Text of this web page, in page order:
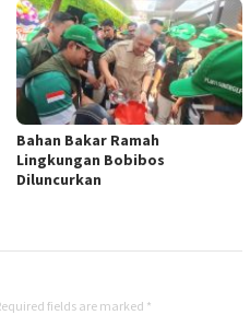
Bahan Bakar Ramah
Lingkungan Bobibos
Diluncurkan
fields are marked *